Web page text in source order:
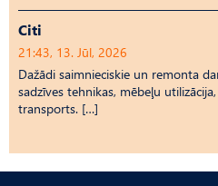
Citi
21:43, 13. Jūl, 2026
Dažādi saimnieciskie un remonta
sadzīves tehnikas, mēbeļu
transports. […]